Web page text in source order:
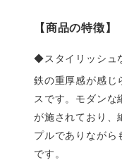
【商品の特徴】
◆スタイリッシュ
鉄の重厚感が感じ
スです。モダンな
が施されており、
プルでありながら
です。